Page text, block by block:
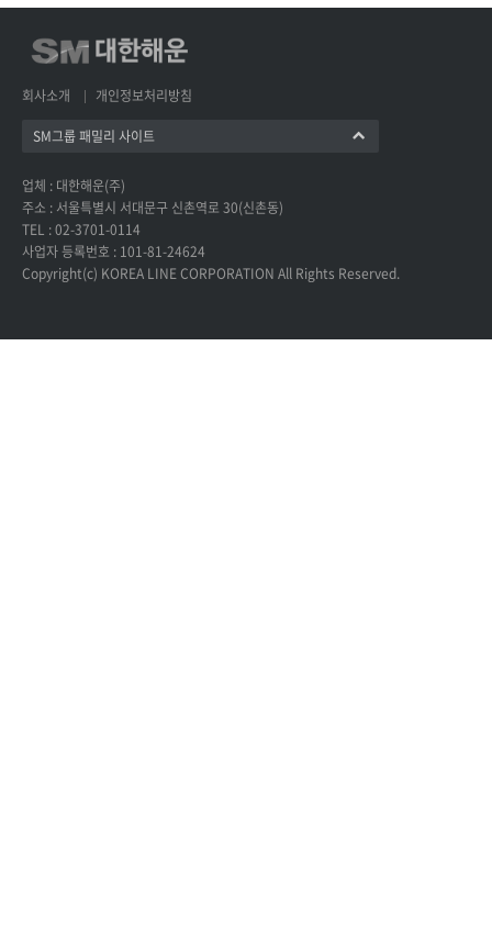
회사소개 개인정보처리방침
SM그룹 패밀리 사이트
업체 : 대한해운(주)
주소 : 서울특별시 서대문구 신촌역로 30(신촌동)
TEL : 02-3701-0114
사업자 등록번호 : 101-81-24624
Copyright(c) KOREA LINE CORPORATION All Rights Reserved.